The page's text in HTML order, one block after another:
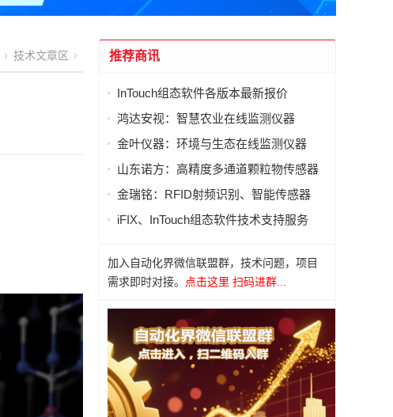
技术文章区 推荐商讯
InTouch组态软件各版本最新报价
鸿达安视：智慧农业在线监测仪器
金叶仪器：环境与生态在线监测仪器
山东诺方：高精度多通道颗粒物传感器
金瑞铭：RFID射频识别、智能传感器
iFIX、InTouch组态软件技术支持服务
加入自动化界微信联盟群，技术问题，项目
需求即时对接。
点击这里 扫码进群...